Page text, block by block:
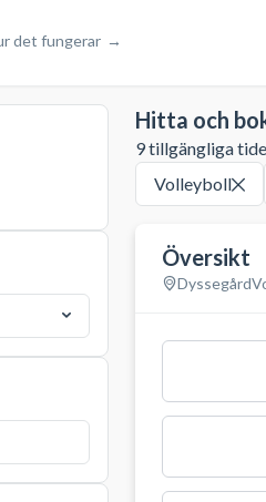
det fungerar →
Hitta och
9 tillgängliga
Volleyboll
Översikt
Dyssegård